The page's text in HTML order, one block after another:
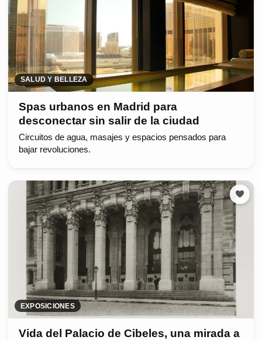
SALUD Y BELLEZA
Spas urbanos en Madrid para
desconectar sin salir de la ciudad
Circuitos de agua, masajes y espacios pensados para
bajar revoluciones.
EXPOSICIONES
Vida del Palacio de Cibeles, una mirada a